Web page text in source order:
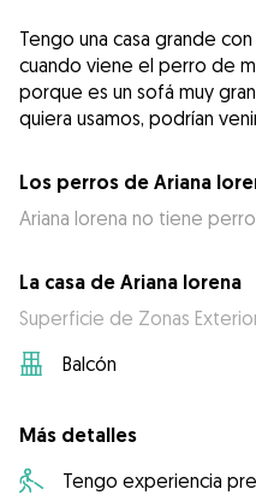
Tengo una casa grande
cuando viene el perro de
porque es un sofá muy
quiera usamos, podrían
Los perros de Ariana
Ariana lorena no tiene
La casa de Ariana lorena
Superficie de Zonas
Balcón
Más detalles
Tengo experiencia